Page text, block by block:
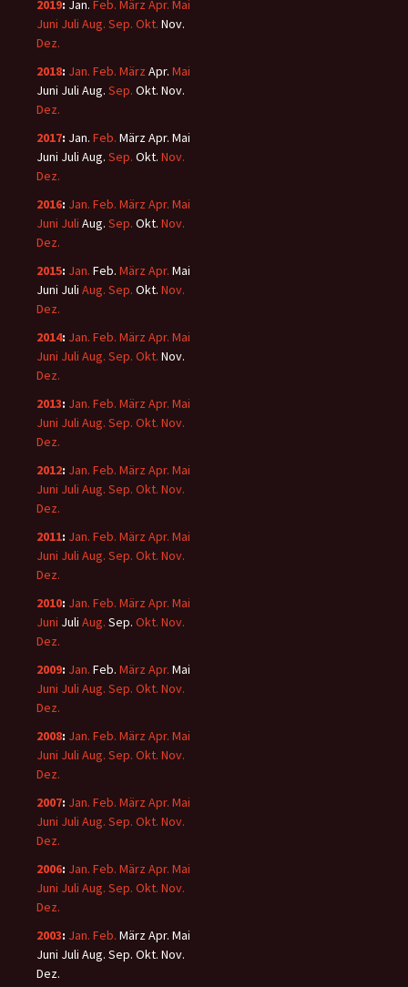
2019: Jan. Feb. März Apr. Mai
Juni Juli Aug. Sep. Okt. Nov.
Dez.
2018: Jan. Feb. März Apr. Mai
Juni Juli Aug. Sep. Okt. Nov.
Dez.
2017: Jan. Feb. MärzApr. Mai
Juni Juli Aug. Sep. Okt. Nov.
Dez.
2016: Jan. Feb. März Apr. Mai
Juni Juli Aug. Sep. Okt. Nov.
Dez.
2015: Jan. Feb. März Apr. Mai
Juni Juli Aug. Sep. Okt. Nov.
Dez.
2014: Jan. Feb. März Apr. Mai
Juni Juli Aug. Sep. Okt. Nov.
Dez.
2013: Jan. Feb. März Apr. Mai
Juni Juli Aug. Sep. Okt. Nov.
Dez.
2012: Jan. Feb. März Apr. Mai
Juni Juli Aug. Sep. Okt. Nov.
Dez.
2011: Jan. Feb. März Apr. Mai
Juni Juli Aug. Sep. Okt. Nov.
Dez.
2010: Jan. Feb. März Apr. Mai
Juni Juli Aug. Sep. Okt. Nov.
Dez.
2009: Jan. Feb. März Apr. Mai
Juni Juli Aug. Sep. Okt. Nov.
Dez.
2008: Jan. Feb. März Apr. Mai
Juni Juli Aug. Sep. Okt. Nov.
Dez.
2007: Jan. Feb. März Apr. Mai
Juni Juli Aug. Sep. Okt. Nov.
Dez.
2006: Jan. Feb. März Apr. Mai
Juni Juli Aug. Sep. Okt. Nov.
Dez.
2003: Jan. Feb. MärzApr. Mai
Juni Juli Aug. Sep. Okt. Nov.
Dez.